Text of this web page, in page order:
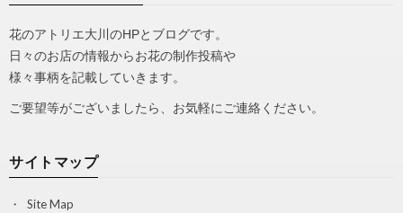
花のアトリエ大川のHPとブログです。
日々のお店の情報からお花の制作投稿や
様々事柄を記載していきます。
ご要望等がございましたら、お気軽にご連絡ください。
サイトマップ
Site Map